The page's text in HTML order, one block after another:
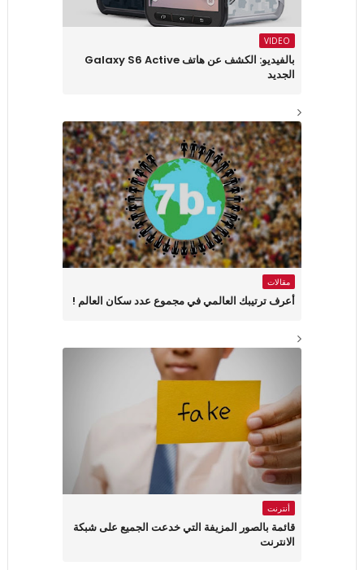
VIDEO
بالفيديو: الكشف عن هاتف Galaxy S6 Active
الجديد
مقالات
أعرف ترتيبك العالمي في مجموع عدد سكان العالم !
أنترنت
قائمة بالصور المزيفة التي خدعت الجميع على شبكة
الانترنت